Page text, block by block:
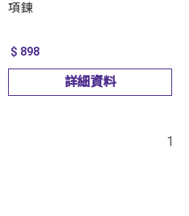
項鍊
$ 898
詳細資料
1